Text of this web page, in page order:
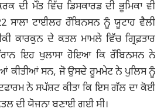
ਦੀ ਮੌਤ ਵਿੱਚ ਡਿਸਕਾਰਡ ਦੀ ਭੂਮਿਕਾ ਵੀ
ਸਾਲਾ ਟਾਈਲਰ ਰੌਬਿਨਸਨ ਨੂੰ ਯੂਟਾਹ ਵੈਲੀ
ਕਾਰਕੁਨ ਦੇ ਕਤਲ ਮਾਮਲੇ ਵਿੱਚ ਗ੍ਰਿਫ਼ਤਾਰ
ਇਹ ਖੁਲਾਸਾ ਹੋਇਆ ਕਿ ਰੌਬਿਨਸਨ ਨੇ
ਕੀਤੀਆਂ ਸਨ, ਜੋ ਉਸਦੇ ਰੂਮਮੇਟ ਨੇ ਪੁਲਿਸ ਨੂੰ
ਨੇ ਸਪੱਸ਼ਟ ਕੀਤਾ ਕਿ ਇਸ ਗੱਲ ਦਾ ਕੋਈ
ਦੀ ਯੋਜਨਾ ਬਣਾਈ ਗਈ ਸੀ।